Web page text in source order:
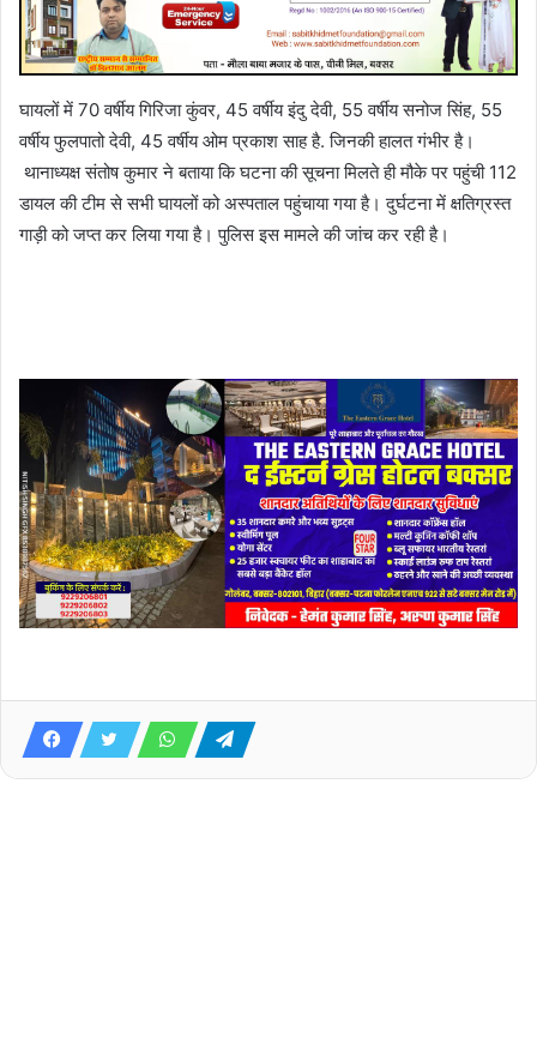
घायलों में 70 वर्षीय गिरिजा कुंवर, 45 वर्षीय इंदु देवी, 55 वर्षीय सनोज सिंह, 55
वर्षीय फुलपातो देवी, 45 वर्षीय ओम प्रकाश साह है. जिनकी हालत गंभीर है।
थानाध्यक्ष संतोष कुमार ने बताया कि घटना की सूचना मिलते ही मौके पर पहुंची 112
डायल की टीम से सभी घायलों को अस्पताल पहुंचाया गया है। दुर्घटना में क्षतिग्रस्त
गाड़ी को जप्त कर लिया गया है। पुलिस इस मामले की जांच कर रही है।